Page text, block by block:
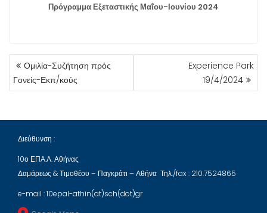
Πρόγραμμα Εξεταστικής Μαΐου-Ιουνίου 2024
ΠΛΟΉΓΗΣΗ
ΆΡΘΡΩΝ
Ομιλία-Συζήτηση πρός
Γονείς-Εκπ/κούς
Experience Park
19/4/2024
Διεύθυνση :
10ο ΕΠΑ.Λ. Αθήνας
Δαμάρεως & Τιμοθέου – Παγκράτι – Αθήνα Τηλ./fax : 210.7524865
e-mail : 10epal-athin(at)sch(dot)gr